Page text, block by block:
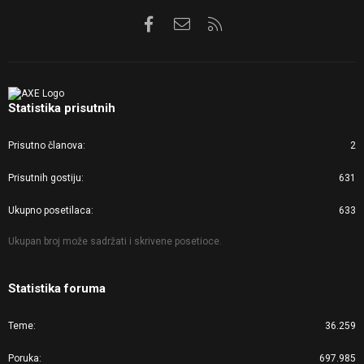
FacebookKontaktirajte nas
Statistika prisutnih
Prisutno članova 2
Prisutnih gostiju 631
Ukupno posetilaca 633
Ukupan broj može sadržati i skrivene posetioce.
Statistika foruma
Teme 36.259
Poruka 697.985